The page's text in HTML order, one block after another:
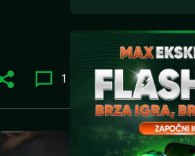
1